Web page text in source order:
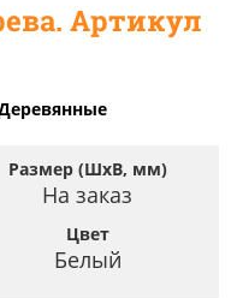
Артикул
Размер (ШхВ, мм)
На заказ
Цвет
Белый